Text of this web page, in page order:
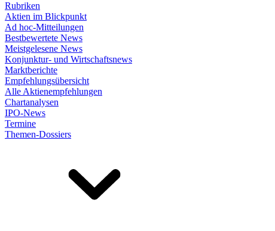
Rubriken
Aktien im Blickpunkt
Ad hoc-Mitteilungen
Bestbewertete News
Meistgelesene News
Konjunktur- und Wirtschaftsnews
Marktberichte
Empfehlungsübersicht
Alle Aktienempfehlungen
Chartanalysen
IPO-News
Termine
Themen-Dossiers